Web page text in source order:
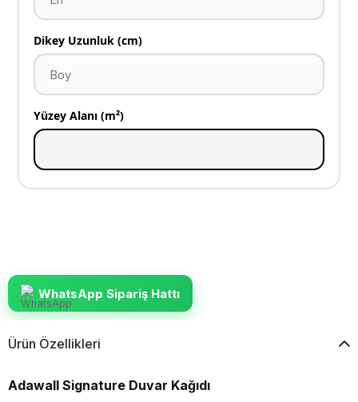
Dikey Uzunluk (cm)
Yüzey Alanı (m²)
WhatsApp Sipariş Hattı
Ürün Özellikleri
Adawall Signature Duvar Kağıdı